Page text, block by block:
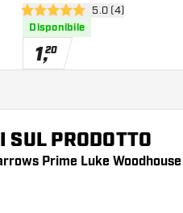
apri pannello
5 stelle di valutazione
5.0 (4)
Disponibile
1,20
PRODOTTO
Prime Luke Woodhouse